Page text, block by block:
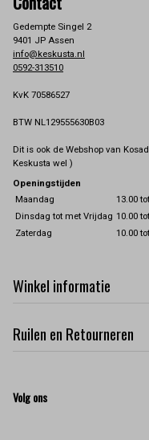
Gedempte Singel 2
9401 JP Assen
info@keskusta.nl
0592-313510
KvK 70586527
BTW NL129555630B03
Dit is ook de Webshop van
Keskusta wel )
Openingstijden
Maandag
13.00
Dinsdag tot met Vrijdag 10.00
Zaterdag
10.00
Winkel informatie
Ruilen en Retourneren
Volg ons